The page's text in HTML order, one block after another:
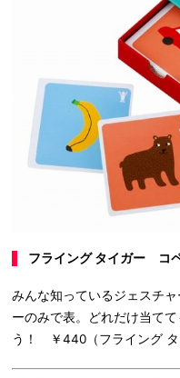
フライング タイガー コ
みんな知っているジェスチ
ーのみで表。どれだけ当て
う！ ￥440（フライング タ